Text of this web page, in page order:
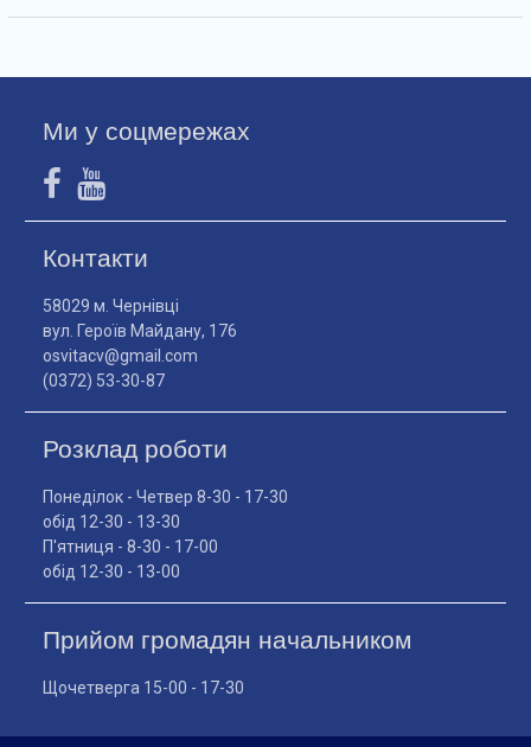
Ми у соцмережах
Контакти
58029 м. Чернівці
вул. Героїв Майдану, 176
osvitacv@gmail.com
(0372) 53-30-87
Розклад роботи
Понеділок - Четвер 8-30 - 17-30
обід 12-30 - 13-30
П'ятниця - 8-30 - 17-00
обід 12-30 - 13-00
Прийом громадян начальником
Щочетверга 15-00 - 17-30